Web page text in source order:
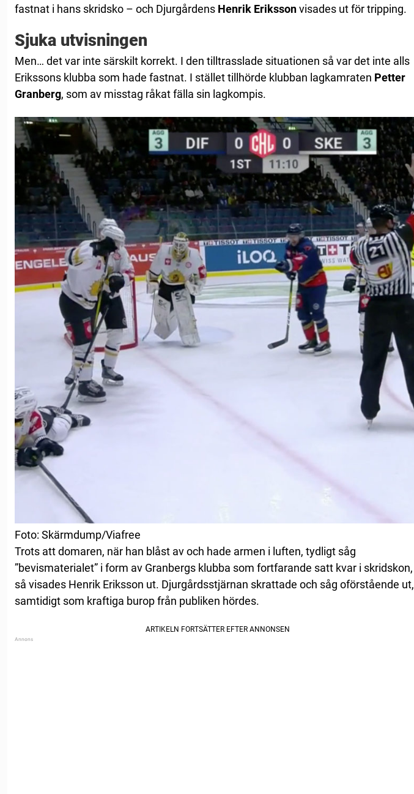
fastnat i hans skridsko – och Djurgårdens Henrik Erikssonvisades ut för tripping.
Sjuka utvisningen
Men… det var inte särskilt korrekt. I den tilltrasslade situationen så var det inte alls
Erikssons klubba som hade fastnat. I stället tillhörde klubban lagkamraten Petter
Granberg, som av misstag råkat fälla sin lagkompis.
Foto: Skärmdump/Viafree
Trots att domaren, när han blåst av och hade armen i luften, tydligt såg
”bevismaterialet” i form av Granbergs klubba som fortfarande satt kvar i skridskon,
så visades Henrik Eriksson ut. Djurgårdsstjärnan skrattade och såg oförstående ut,
samtidigt som kraftiga burop från publiken hördes.